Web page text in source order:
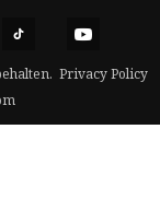
Privacy Policy